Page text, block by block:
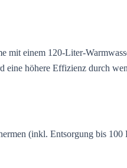
einem 120-Liter-
höhere Effizienz durch
(inkl. Entsorgung bis